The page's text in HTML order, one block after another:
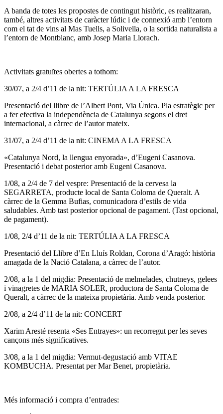
A banda de totes les propostes de contingut històric, es realitzaran,
també, altres activitats de caràcter lúdic i de connexió amb l’entorn
com el tat de vins al Mas Tuells, a Solivella, o la sortida naturalista a
l’entorn de Montblanc, amb Josep Maria Llorach.
Activitats gratuïtes obertes a tothom:
30/07, a 2/4 d’11 de la nit: TERTÚLIA A LA FRESCA
Presentació del llibre de l’Albert Pont, Via Única. Pla estratègic per
a fer efectiva la independència de Catalunya segons el dret
internacional, a càrrec de l’autor mateix.
31/07, a 2/4 d’11 de la nit: CINEMA A LA FRESCA
«Catalunya Nord, la llengua enyorada», d’Eugeni Casanova.
Presentació i debat posterior amb Eugeni Casanova.
1/08, a 2/4 de 7 del vespre: Presentació de la cervesa la
SEGARRETA, producte local de Santa Coloma de Queralt. A
càrrec de la Gemma Bufias, comunicadora d’estils de vida
saludables. Amb tast posterior opcional de pagament. (Tast opcional,
de pagament).
1/08, 2/4 d’11 de la nit: TERTÚLIA A LA FRESCA
Presentació del Llibre d’En Lluís Roldan, Corona d’Aragó: història
amagada de la Nació Catalana, a càrrec de l’autor.
2/08, a la 1 del migdia: Presentació de melmelades, chutneys, gelees
i vinagretes de MARIA SOLER, productora de Santa Coloma de
Queralt, a càrrec de la mateixa propietària. Amb venda posterior.
2/08, a 2/4 d’11 de la nit: CONCERT
Xarim Aresté resenta «Ses Entrayes»: un recorregut per les seves
cançons més significatives.
3/08, a la 1 del migdia: Vermut-degustació amb VITAE
KOMBUCHA. Presentat per Mar Benet, propietària.
Més informació i compra d’entrades: